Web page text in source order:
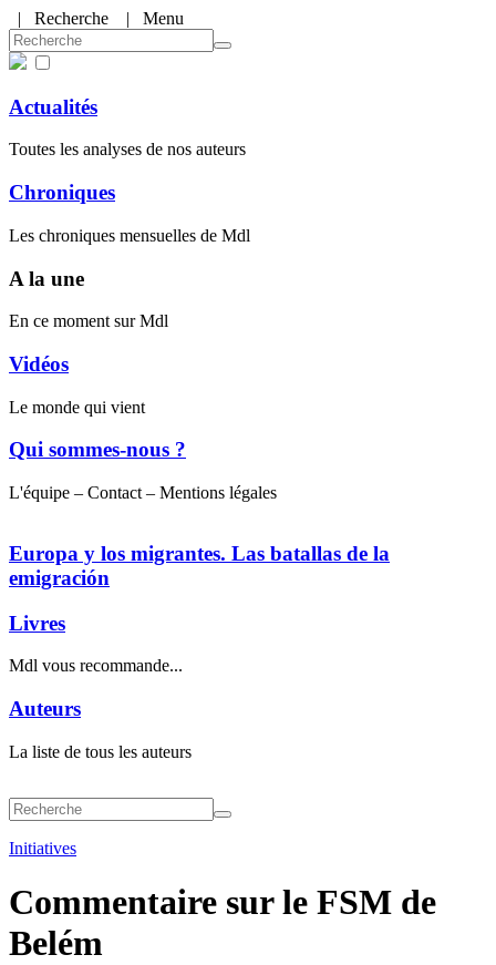
| Recherche | Menu
Actualités
Toutes les analyses de nos auteurs
Chroniques
Les chroniques mensuelles de Mdl
A la une
En ce moment sur Mdl
Vidéos
Le monde qui vient
Qui sommes-nous ?
L'équipe – Contact – Mentions légales
Europa y los migrantes. Las batallas de la
emigración
Livres
Mdl vous recommande...
Auteurs
La liste de tous les auteurs
Initiatives
Commentaire sur le FSM de
Belém